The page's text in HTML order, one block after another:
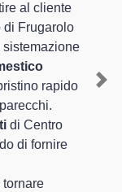
al cliente
di Frugarolo
rapido
di Centro
di fornire
tornare